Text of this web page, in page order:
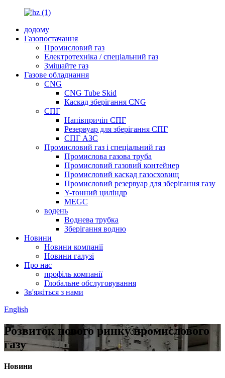
додому
Газопостачання
Промисловий газ
Електротехніка / спеціальний газ
Змішайте газ
Газове обладнання
CNG
CNG Tube Skid
Каскад зберігання CNG
СПГ
Напівпричіп СПГ
Резервуар для зберігання СПГ
СПГ АЗС
Промисловий газ і спеціальний газ
Промислова газова труба
Промисловий газовий контейнер
Промисловий каскад газосховищ
Промисловий резервуар для зберігання газу
Y-тонний циліндр
MEGC
водень
Воднева трубка
Зберігання водню
Новини
Новини компанії
Новини галузі
Про нас
профіль компанії
Глобальне обслуговування
Зв'яжіться з нами
English
Розвиток нового ринку промислового
газу
Новини